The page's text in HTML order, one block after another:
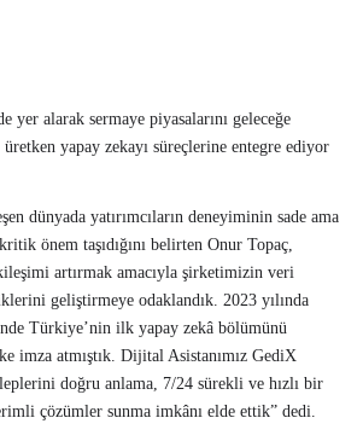
yer alarak sermaye piyasalarını geleceğe
üretken yapay zekayı süreçlerine entegre ediyor
dünyada yatırımcıların deneyiminin sade ama
önem taşıdığını belirten Onur Topaç,
artırmak amacıyla şirketimizin veri
geliştirmeye odaklandık. 2023 yılında
Türkiye’nin ilk yapay zekâ bölümünü
imza atmıştık. Dijital Asistanımız GediX
doğru anlama, 7/24 sürekli ve hızlı bir
çözümler sunma imkânı elde ettik” dedi.